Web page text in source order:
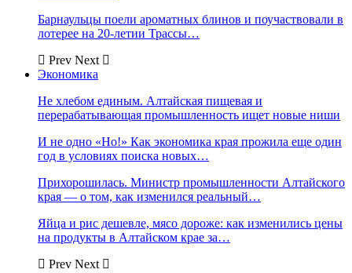
Барнаульцы поели ароматных блинов и поучаствовали в
лотерее на 20-летии Трассы…
Prev Next
Экономика
Не хлебом единым. Алтайская пищевая и
перерабатывающая промышленность ищет новые ниши
И не одно «Но!» Как экономика края прожила еще один
год в условиях поиска новых…
Прихорошилась. Министр промышленности Алтайского
края — о том, как изменился реальный…
Яйца и рис дешевле, мясо дороже: как изменились цены
на продукты в Алтайском крае за…
Prev Next